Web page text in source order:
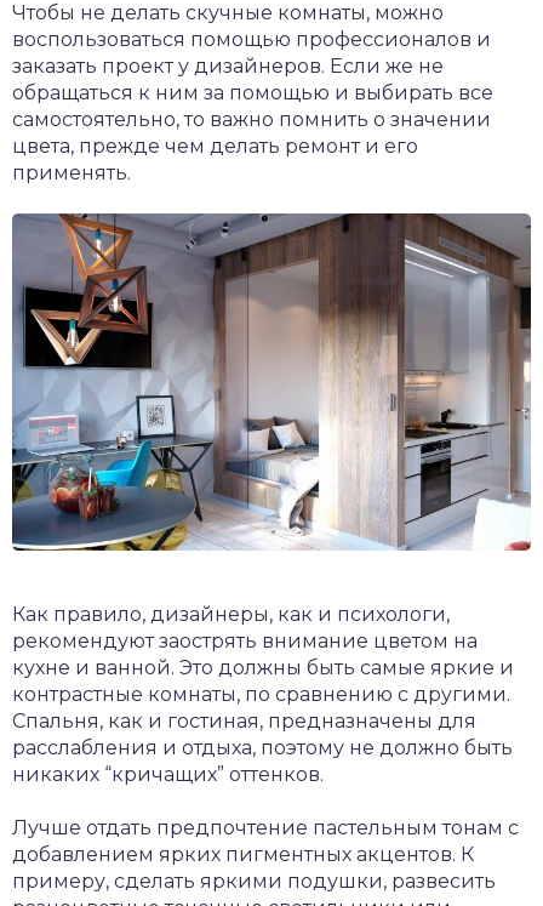
Чтобы не делать скучные комнаты, можно
воспользоваться помощью профессионалов и
заказать проект у дизайнеров. Если же не
обращаться к ним за помощью и выбирать все
самостоятельно, то важно помнить о значении
цвета, прежде чем делать ремонт и его
применять.
Как правило, дизайнеры, как и психологи,
рекомендуют заострять внимание цветом на
кухне и ванной. Это должны быть самые яркие и
контрастные комнаты, по сравнению с другими.
Спальня, как и гостиная, предназначены для
расслабления и отдыха, поэтому не должно быть
никаких “кричащих” оттенков.
Лучше отдать предпочтение пастельным тонам с
добавлением ярких пигментных акцентов. К
примеру, сделать яркими подушки, развесить